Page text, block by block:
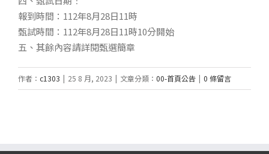
報到時間：112年8月28日11時
甄試時間：112年8月28日11時10分開始
五、其餘內容請詳閱甄選簡章
作者： c1303 | 25 8 月, 2023 | 文章分類： 00-首頁公告 | 0 條留言